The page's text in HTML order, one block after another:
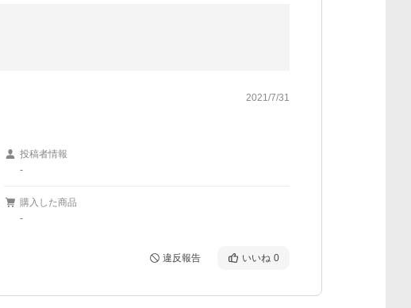
2021/7/31
投稿者情報
-
購入した商品
-
違反報告 いいね 0